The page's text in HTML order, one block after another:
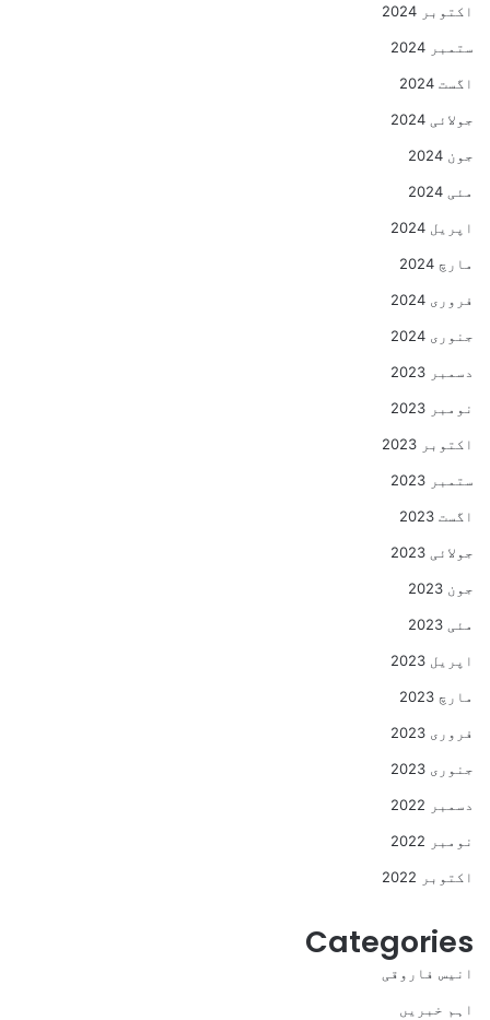
اکتوبر 2024
ستمبر 2024
اگست 2024
جولائی 2024
جون 2024
مئی 2024
اپریل 2024
مارچ 2024
فروری 2024
جنوری 2024
دسمبر 2023
نومبر 2023
اکتوبر 2023
ستمبر 2023
اگست 2023
جولائی 2023
جون 2023
مئی 2023
اپریل 2023
مارچ 2023
فروری 2023
جنوری 2023
دسمبر 2022
نومبر 2022
اکتوبر 2022
Categories
انیس فاروقی
اہم خبریں